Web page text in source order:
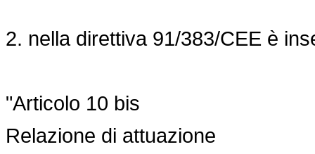
2. nella direttiva 91/383/CEE è
"Articolo 10 bis
Relazione di attuazione